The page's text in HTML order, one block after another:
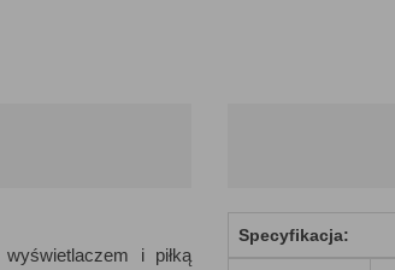
i piłką
Specyfikacja: